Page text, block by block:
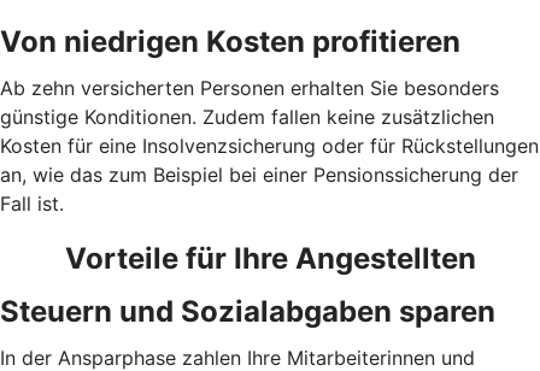
Von niedrigen Kosten profitieren
Ab zehn versicherten Personen erhalten Sie besonders
günstige Konditionen. Zudem fallen keine zusätzlichen
Kosten für eine Insolvenzsicherung oder für Rückstellungen
an, wie das zum Beispiel bei einer Pensionssicherung der
Fall ist.
Vorteile für Ihre Angestellten
Steuern und Sozialabgaben sparen
In der Ansparphase zahlen Ihre Mitarbeiterinnen und